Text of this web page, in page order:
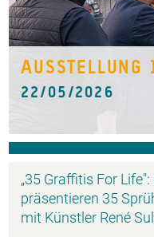
22/05/2026
„35 Graffitis For
präsentieren 35
mit Künstler René